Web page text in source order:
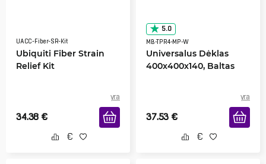
UACC-Fiber-SR-Kit
Ubiquiti Fiber Strain
Relief Kit
yra
34.38 €
5.0
MB-TPR4-MP-W
Universalus Dėklas
400x400x140, Baltas
yra
37.53 €